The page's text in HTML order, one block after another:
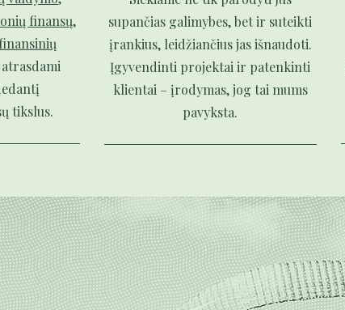
finansų,
finansinių
tikslus.
supančias galimybes, bet ir suteikti
įrankius, leidžiančius jas išnaudoti.
Įgyvendinti projektai ir patenkinti
klientai – įrodymas, jog tai mums
pavyksta.